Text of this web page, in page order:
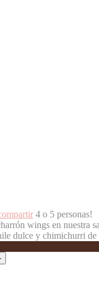
4 o 5 personas!
wings en nuestra
dulce y chimichurri de